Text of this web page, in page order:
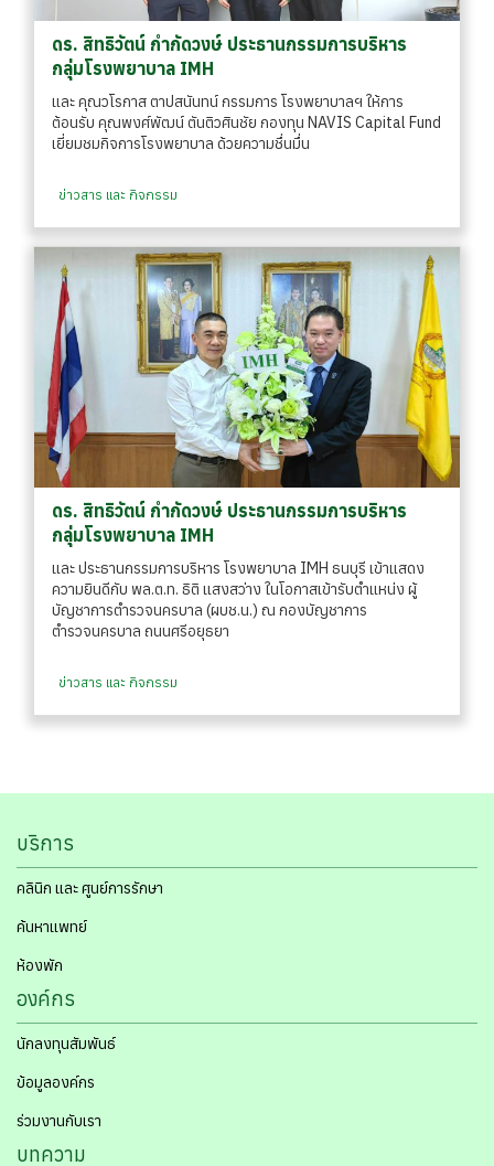
ดร. สิทธิวัตน์ กำกัดวงษ์ ประธานกรรมการบริหาร
กลุ่มโรงพยาบาล IMH
และ คุณวโรกาส ตาปสนันทน์ กรรมการ โรงพยาบาลฯ ให้การ
ต้อนรับ คุณพงศ์พัฒน์ ตันติวศินชัย กองทุน NAVIS Capital Fund
เยี่ยมชมกิจการโรงพยาบาล ด้วยความชื่นมื่น
ข่าวสาร และ กิจกรรม
ดร. สิทธิวัตน์ กำกัดวงษ์ ประธานกรรมการบริหาร
กลุ่มโรงพยาบาล IMH
และ ประธานกรรมการบริหาร โรงพยาบาล IMH ธนบุรี เข้าแสดง
ความยินดีกับ พล.ต.ท. ธิติ แสงสว่าง ในโอกาสเข้ารับตำแหน่ง ผู้
บัญชาการตำรวจนครบาล (ผบช.น.) ณ กองบัญชาการ
ตำรวจนครบาล ถนนศรีอยุธยา
ข่าวสาร และ กิจกรรม
บริการ
คลินิก และ ศูนย์การรักษา
ค้นหาแพทย์
ห้องพัก
องค์กร
นักลงทุนสัมพันธ์
ข้อมูลองค์กร
ร่วมงานกับเรา
บทความ